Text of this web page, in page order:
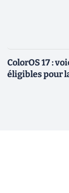
ColorOS 17 :
éligibles pour